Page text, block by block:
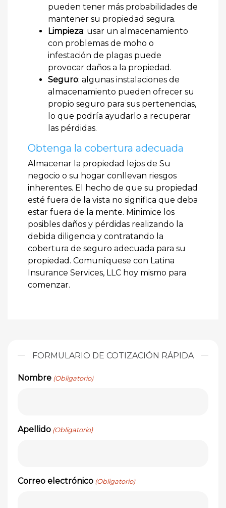
pueden tener más probabilidades de
mantener su propiedad segura.
Limpieza: usar un almacenamiento
con problemas de moho o
infestación de plagas puede
provocar daños a la propiedad.
Seguro: algunas instalaciones de
almacenamiento pueden ofrecer su
propio seguro para sus pertenencias,
lo que podría ayudarlo a recuperar
las pérdidas.
Obtenga la cobertura adecuada
Almacenar la propiedad lejos de Su
negocio o su hogar conllevan riesgos
inherentes. El hecho de que su propiedad
esté fuera de la vista no significa que deba
estar fuera de la mente. Minimice los
posibles daños y pérdidas realizando la
debida diligencia y contratando la
cobertura de seguro adecuada para su
propiedad. Comuníquese con Latina
Insurance Services, LLC hoy mismo para
comenzar.
FORMULARIO DE COTIZACIÓN RÁPIDA
Nombre (Obligatorio)
Apellido (Obligatorio)
Correo electrónico (Obligatorio)